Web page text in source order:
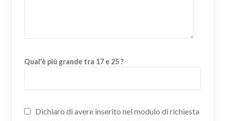
Qual'è più grande tra 17 e 25 ?
Dichiaro di avere inserito nel modulo di richiesta